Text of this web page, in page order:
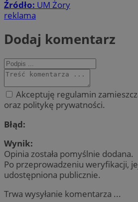
Źródło: UM Żory
reklama
Dodaj komentarz
Akceptuję regulamin
oraz politykę prywatności.
Błąd:
Wynik:
Opinia została pomyślnie dodana.
Po przeprowadzeniu weryfikacji,
udostępniona publicznie.
Trwa wysyłanie komentarza ...